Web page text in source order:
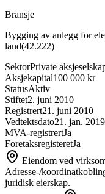
Bransje
Bygging av anlegg for
land(42.222)
SektorPrivate
Aksjekapital100 000 kr
StatusAktiv
Stiftet2. juni 2010
Registrert21. juni 2010
Vedtektsdato21. jan. 2019
MVA-registrertJa
ForetaksregisteretJa
Eiendom ved
Adresse-/
juridisk eierskap.